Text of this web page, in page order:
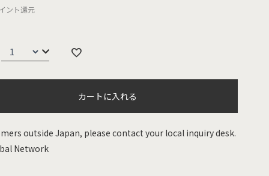
ント還元
カートに入れる
outside Japan, please contact your local inquiry desk.
Network